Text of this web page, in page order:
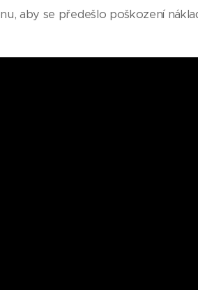
aby se předešlo poškození